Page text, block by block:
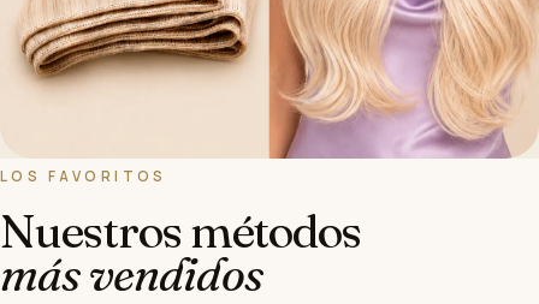
Volumen máximo · Cosido
LOS FAVORITOS
Nuestros métodos
más vendidos